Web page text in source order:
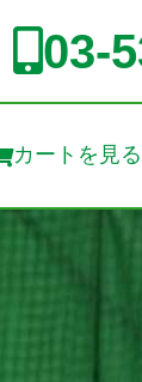
03-
カートを見る